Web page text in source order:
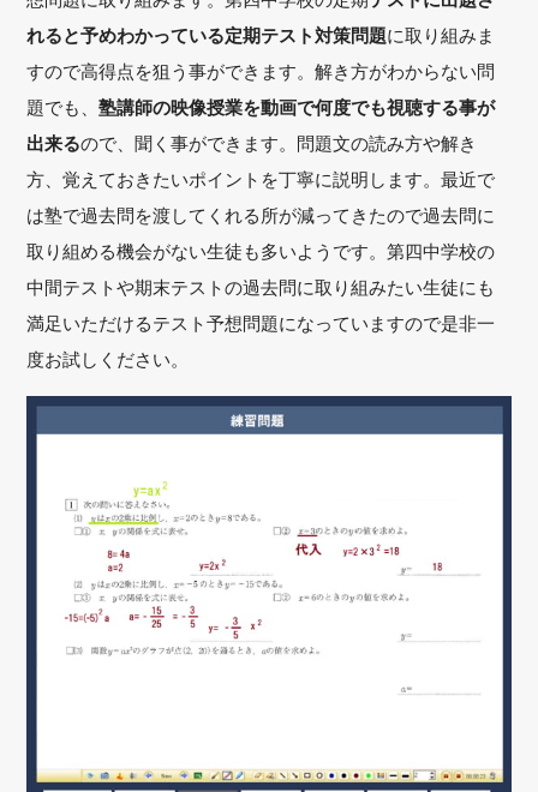
れると予めわかっている定期テスト対策問題に取り組みま
すので高得点を狙う事ができます。解き方がわからない問
題でも、塾講師の映像授業を動画で何度でも視聴する事が
出来るので、聞く事ができます。問題文の読み方や解き
方、覚えておきたいポイントを丁寧に説明します。最近で
は塾で過去問を渡してくれる所が減ってきたので過去問に
取り組める機会がない生徒も多いようです。第四中学校の
中間テストや期末テストの過去問に取り組みたい生徒にも
満足いただけるテスト予想問題になっていますので是非一
度お試しください。